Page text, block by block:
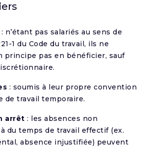
: n’étant pas salariés au sens de
1 du Code du travail, ils ne
principe pas en bénéficier, sauf
: soumis à leur propre convention
de travail temporaire.
arrêt : les absences non
du temps de travail effectif (ex.
absence injustifiée) peuvent